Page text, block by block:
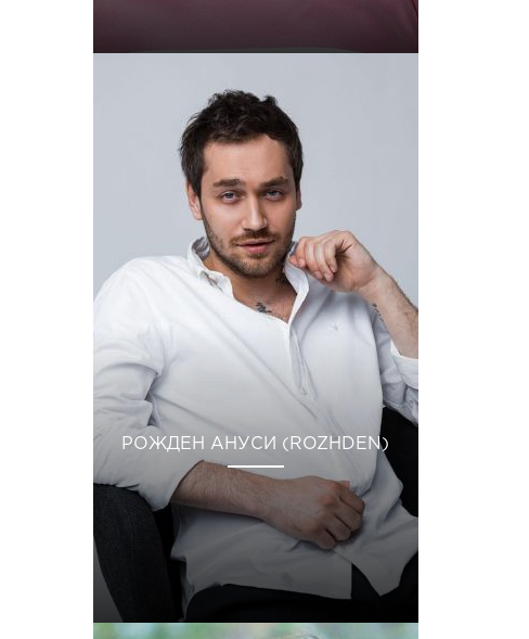
РОЖДЕН АНУСИ (ROZHDEN)